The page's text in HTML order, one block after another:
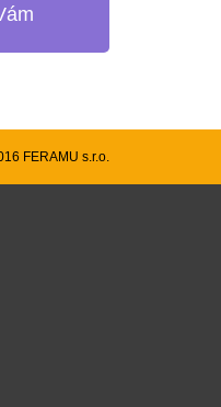
FERAMU s.r.o.